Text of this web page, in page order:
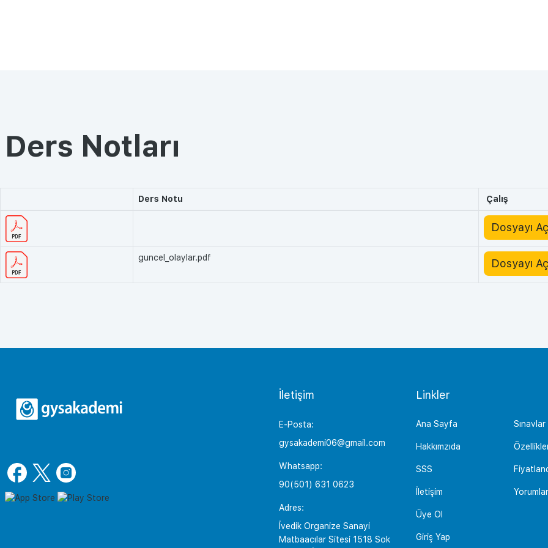
Ders Notları
Ders Notu Çalış
Dosyayı Aç
guncel_olaylar.pdf Dosyayı Aç
İletişim
E-Posta:
gysakademi06@gmail.com
Whatsapp:
90(501) 631 0623
Adres:
İvedik Organize Sanayi
Matbaacılar Sitesi 1518 Sok
Linkler
Ana Sayfa
Hakkımzıda
SSS
İletişim
Üye Ol
Giriş Yap
Sınavlar
Yorumlar